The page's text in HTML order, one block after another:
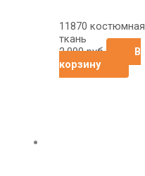
11870 костюмная
ткань
2,090руб
В
корзину